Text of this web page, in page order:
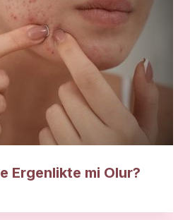
Ergenlikte mi Olur?